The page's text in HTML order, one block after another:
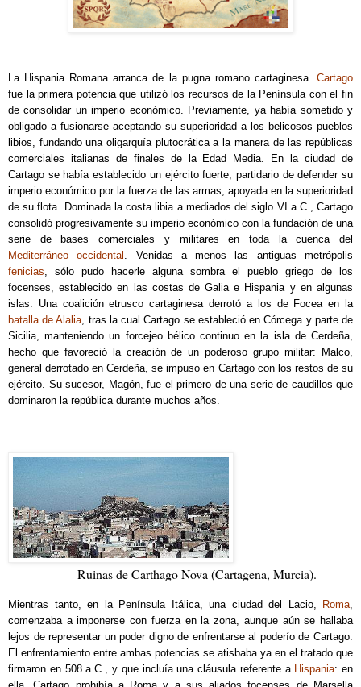
La Hispania Romana arranca de la pugna romano cartaginesa. Cartago
fue la primera potencia que utilizó los recursos de la Península con el fin
de consolidar un imperio económico. Previamente, ya había sometido y
obligado a fusionarse aceptando su superioridad a los belicosos pueblos
libios, fundando una oligarquía plutocrática a la manera de las repúblicas
comerciales italianas de finales de la Edad Media. En la ciudad de
Cartago se había establecido un ejército fuerte, partidario de defender su
imperio económico por la fuerza de las armas, apoyada en la superioridad
de su flota. Dominada la costa libia a mediados del siglo VI a.C., Cartago
consolidó progresivamente su imperio económico con la fundación de una
serie de bases comerciales y militares en toda la cuenca del
Mediterráneo occidental . Venidas a menos las antiguas metrópolis
fenicias, sólo pudo hacerle alguna sombra el pueblo griego de los
focenses, establecido en las costas de Galia e Hispania y en algunas
islas. Una coalición etrusco cartaginesa derrotó a los de Focea en la
batalla de Alalia, tras la cual Cartago se estableció en Córcega y parte de
Sicilia, manteniendo un forcejeo bélico continuo en la isla de Cerdeña,
hecho que favoreció la creación de un poderoso grupo militar: Malco,
general derrotado en Cerdeña, se impuso en Cartago con los restos de su
ejército. Su sucesor, Magón, fue el primero de una serie de caudillos que
dominaron la república durante muchos años.
Ruinas de Carthago Nova (Cartagena, Murcia).
Mientras tanto, en la Península Itálica, una ciudad del Lacio, Roma
comenzaba a imponerse con fuerza en la zona, aunque aún se hallaba
lejos de representar un poder digno de enfrentarse al poderío de Cartago.
El enfrentamiento entre ambas potencias se atisbaba ya en el tratado que
firmaron en 508 a.C., y que incluía una cláusula referente a Hispania: en